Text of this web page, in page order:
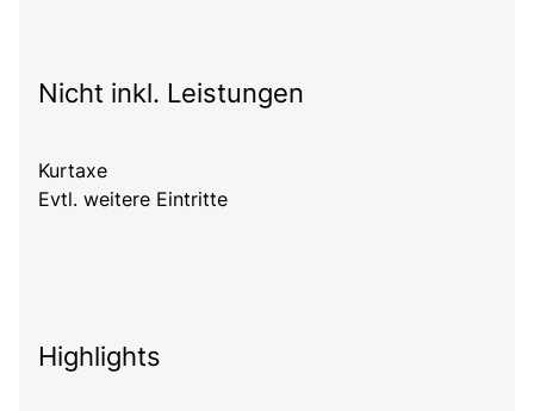
Nicht inkl. Leistungen
Kurtaxe
Evtl. weitere Eintritte
Highlights